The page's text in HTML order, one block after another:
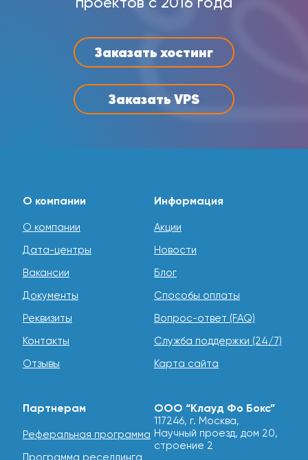
Заказать хостинг
Заказать VPS
О компании
О компании
Дата-центры
Вакансии
Документы
Реквизиты
Контакты
Отзывы
Информация
Акции
Новости
Блог
Способы оплаты
Вопрос-ответ (FAQ)
Служба поддержки (24/7)
Карта сайта
Партнерам
Реферальная программа
Программа реселлинга
ООО “Клауд Фо Бокс”
117246, г. Москва,
Научный проезд, дом 20,
строение 2